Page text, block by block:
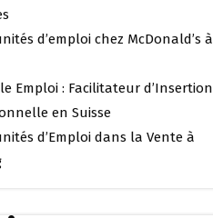
d’emploi chez McDonald’s à
Emploi : Facilitateur d’Insertion
en Suisse
d’Emploi dans la Vente à